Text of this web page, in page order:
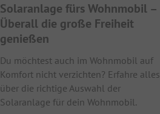
Solaranlage fürs Wohnmobil –
Überall die große Freiheit
genießen
Du möchtest auch im Wohnmobil auf
Komfort nicht verzichten? Erfahre alles
über die richtige Auswahl der
Solaranlage für dein Wohnmobil.